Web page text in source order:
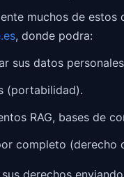
muchos de
, donde podra:
sus datos
(portabilidad).
RAG, bases de
completo (derecho
derechos